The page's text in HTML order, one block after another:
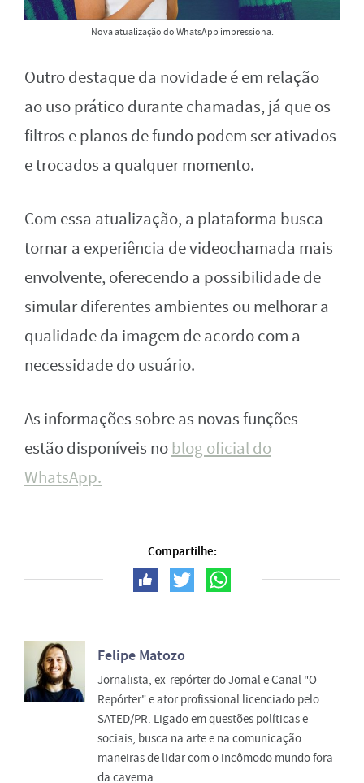
Nova atualização do WhatsApp impressiona.
Outro destaque da novidade é em relação
ao uso prático durante chamadas, já que os
filtros e planos de fundo podem ser ativados
e trocados a qualquer momento.
Com essa atualização, a plataforma busca
tornar a experiência de videochamada mais
envolvente, oferecendo a possibilidade de
simular diferentes ambientes ou melhorar a
qualidade da imagem de acordo com a
necessidade do usuário.
As informações sobre as novas funções
estão disponíveis no blog oficial do
WhatsApp.
Compartilhe:
Felipe Matozo
Jornalista, ex-repórter do Jornal e Canal "O
Repórter" e ator profissional licenciado pelo
SATED/PR. Ligado em questões políticas e
sociais, busca na arte e na comunicação
maneiras de lidar com o incômodo mundo fora
da caverna.